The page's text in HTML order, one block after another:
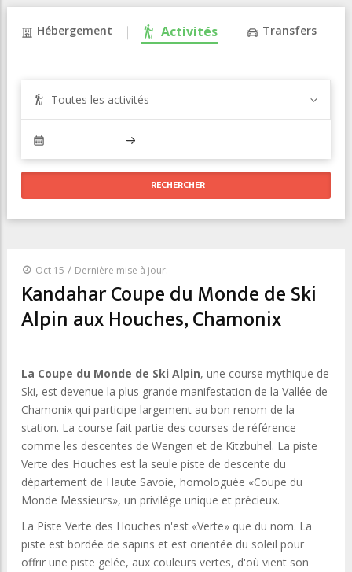
Hébergement Activités Transfers
Toutes les activités
Oct 15 / Dernière mise à jour:
Kandahar Coupe du Monde de Ski
Alpin aux Houches, Chamonix
La Coupe du Monde de Ski Alpin, une course mythique de
Ski, est devenue la plus grande manifestation de la Vallée de
Chamonix qui participe largement au bon renom de la
station. La course fait partie des courses de référence
comme les descentes de Wengen et de Kitzbuhel. La piste
Verte des Houches est la seule piste de descente du
département de Haute Savoie, homologuée «Coupe du
Monde Messieurs», un privilège unique et précieux.
La Piste Verte des Houches n'est «Verte» que du nom. La
piste est bordée de sapins et est orientée du soleil pour
offrir une piste gelée, aux couleurs vertes, d'où vient son